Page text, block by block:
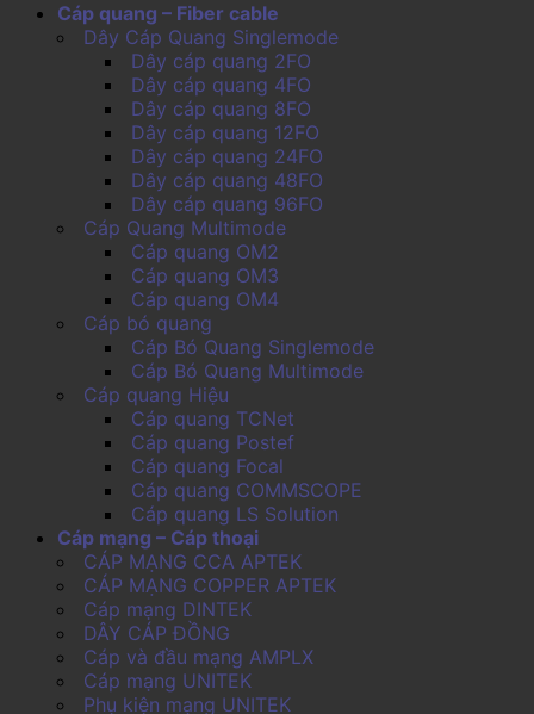
Cáp quang – Fiber cable
Dây Cáp Quang Singlemode
Dây cáp quang 2FO
Dây cáp quang 4FO
Dây cáp quang 8FO
Dây cáp quang 12FO
Dây cáp quang 24FO
Dây cáp quang 48FO
Dây cáp quang 96FO
Cáp Quang Multimode
Cáp quang OM2
Cáp quang OM3
Cáp quang OM4
Cáp bó quang
Cáp Bó Quang Singlemode
Cáp Bó Quang Multimode
Cáp quang Hiệu
Cáp quang TCNet
Cáp quang Postef
Cáp quang Focal
Cáp quang COMMSCOPE
Cáp quang LS Solution
Cáp mạng – Cáp thoại
CÁP MẠNG CCA APTEK
CÁP MẠNG COPPER APTEK
Cáp mạng DINTEK
DÂY CÁP ĐỒNG
Cáp và đầu mạng AMPLX
Cáp mạng UNITEK
Phụ kiện mạng UNITEK